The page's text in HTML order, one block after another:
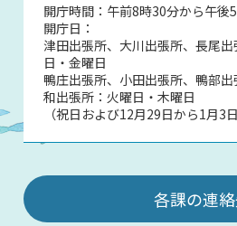
開庁時間：午前8時30分から午後
開庁日：
津田出張所、大川出張所、長尾
日・金曜日
鴨庄出張所、小田出張所、鴨部
和出張所：火曜日・木曜日
（祝日および12月29日から1月3
各課の連